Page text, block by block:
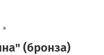
(бронза)